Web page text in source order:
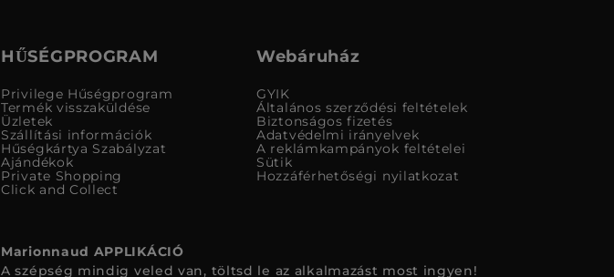
HŰSÉGPROGRAM
Privilege Hűségprogram
Termék visszaküldése
Üzletek
Szállítási információk
Hűségkártya Szabályzat
Ajándékok
Private Shopping
Click and Collect
Webáruház
GYIK
Általános szerződési feltételek
Biztonságos fizetés
Adatvédelmi irányelvek
A reklámkampányok feltételei
Sütik
Hozzáférhetőségi nyilatkozat
Marionnaud APPLIKÁCIÓ
A szépség mindig veled van, töltsd le az alkalmazást most ingyen!